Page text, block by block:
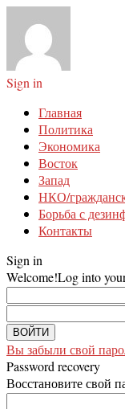
Sign in
Главная
Политика
Экономика
Восток
Запад
НКО/
Борьба с
Контакты
Sign in
Welcome!Log into
Вы забыли свой
Password recovery
Восстановите свой